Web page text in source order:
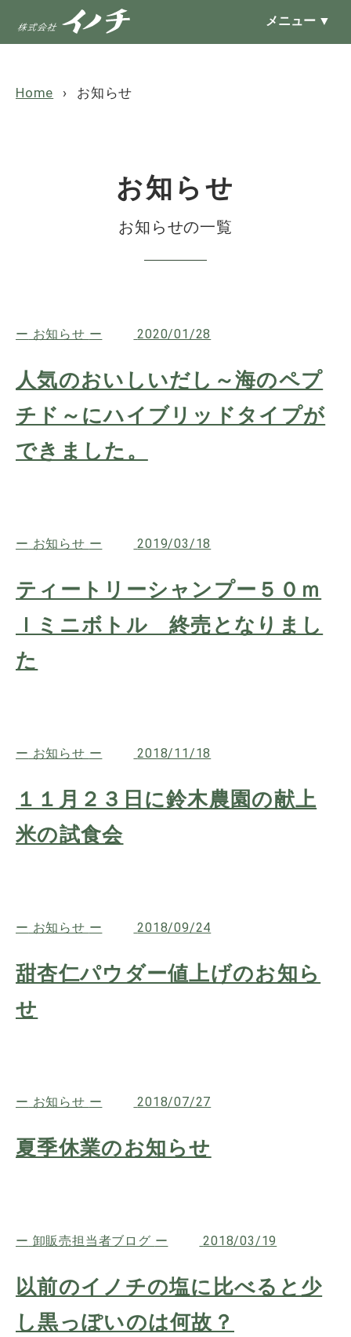
メニュー ▼
Home お知らせ
お知らせ
お知らせの一覧
お知らせ 2020/01/28
人気のおいしいだし～海のペプ
チド～にハイブリッドタイプが
できました。
お知らせ 2019/03/18
ティートリーシャンプー５０ｍ
ｌミニボトル 終売となりまし
た
お知らせ 2018/11/18
１１月２３日に鈴木農園の献上
米の試食会
お知らせ 2018/09/24
甜杏仁パウダー値上げのお知ら
せ
お知らせ 2018/07/27
夏季休業のお知らせ
卸販売担当者ブログ 2018/03/19
以前のイノチの塩に比べると少
し黒っぽいのは何故？